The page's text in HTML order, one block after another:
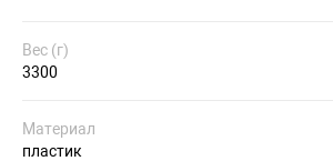
Вес (г)
3300
Материал
пластик